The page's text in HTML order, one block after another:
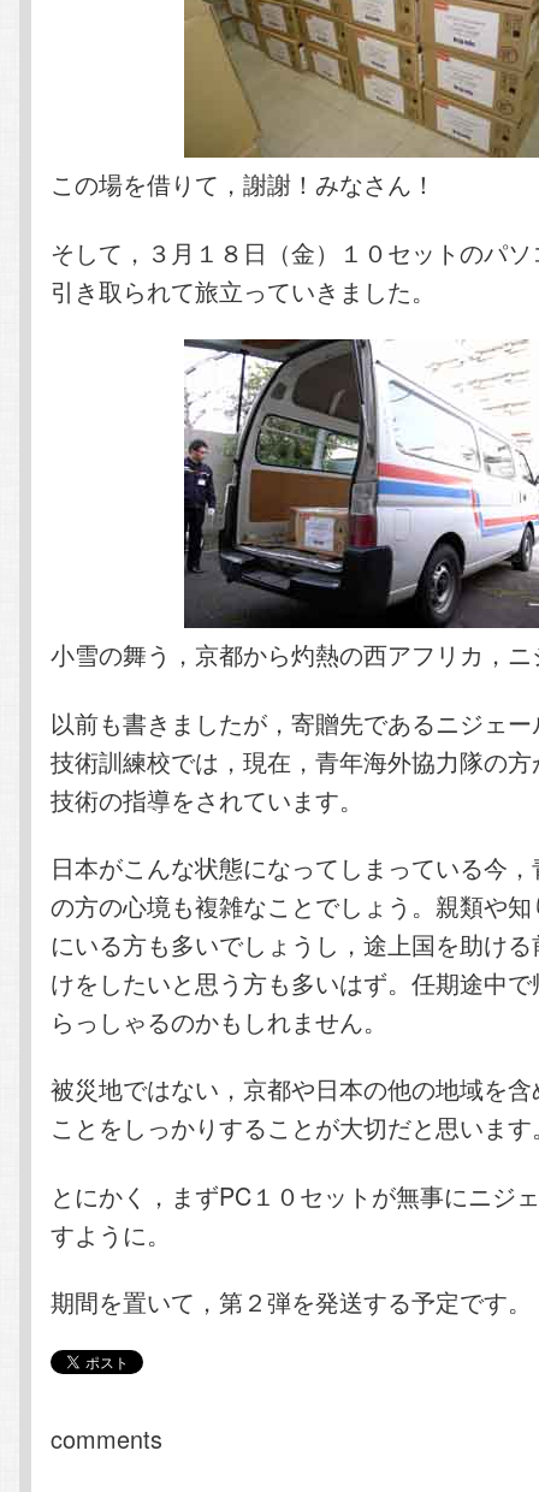
この場を借りて，謝謝！みなさん！
そして，３月１８日（金）１０セットのパ
引き取られて旅立っていきました。
小雪の舞う，京都から灼熱の西アフリカ，
以前も書きましたが，寄贈先であるニジェ
技術訓練校では，現在，青年海外協力隊の
技術の指導をされています。
日本がこんな状態になってしまっている今
の方の心境も複雑なことでしょう。親類や
にいる方も多いでしょうし，途上国を助け
けをしたいと思う方も多いはず。任期途中
らっしゃるのかもしれません。
被災地ではない，京都や日本の他の地域を
ことをしっかりすることが大切だと思います
とにかく，まずPC１０セットが無事にニジ
すように。
期間を置いて，第２弾を発送する予定です。
comments